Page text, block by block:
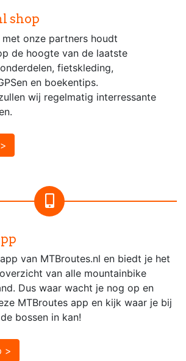
shop
met onze partners houdt
de hoogte van de laatste
fietskleding,
en boekentips.
wij regelmatig interressante
van MTBroutes.nl en biedt je het
van alle mountainbike
Dus waar wacht je nog op en
MTBroutes app en kijk waar je bij
bossen in kan!
>